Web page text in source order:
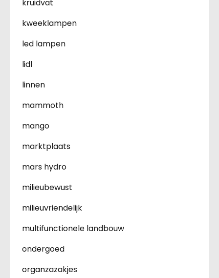
kruidvat
kweeklampen
led lampen
lidl
linnen
mammoth
mango
marktplaats
mars hydro
milieubewust
milieuvriendelijk
multifunctionele landbouw
ondergoed
organzazakjes